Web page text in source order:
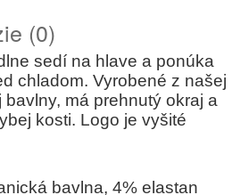
(0)
sedí na hlave a ponúka
chladom. Vyrobené z našej
má prehnutý okraj a
kosti. Logo je vyšité
bavlna, 4% elastan